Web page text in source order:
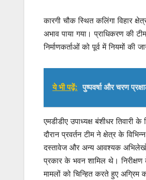
कारगी चौक स्थित कलिंगा विहार
अभाव पाया गया। प्राधिकरण की
निर्माणकर्ताओं को पूर्व में नियमों
ये भी पढ़ें: पुष्पवर्षा और चरण
एमडीडीए उपाध्यक्ष बंशीधर
दौरान प्रवर्तन टीम ने क्षेत्र के
दस्तावेज और अन्य आवश्यक अभिलेखों
प्रकार के भवन शामिल थे।
मामलों को चिन्हित करते हुए अग्रिम